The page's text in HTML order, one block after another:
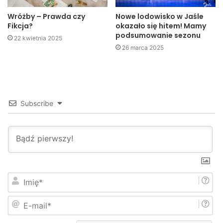
Gierut, starosta jasielski Adam Kmiecik, prezes Trans-
Wiert sp. z o.o. Zbigniew Myśliwiec oraz wójt gminy Jasło
Stanisław Pankiewicz.
–Jest to drugie tego typu odznaczenie tylko innego
koloru. Wcześniejsze, otrzymane dwa lata temu miało kolor
brązowy. Jest to dla mnie potwierdzeniem, ze współpraca
Wróżby – Prawda czy
Fikcja?
22 kwietnia 2025
Nowe lodowisko w Jaśle
okazało się hitem! Mamy
podsumowanie sezonu
26 marca 2025
Subscribe
i
m